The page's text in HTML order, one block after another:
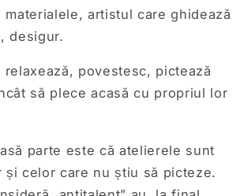
materialele, artistul care ghidează
desigur.
relaxează, povestesc, pictează
să plece acasă cu propriul lor
parte este că atelierele sunt
și celor care nu știu să picteze.